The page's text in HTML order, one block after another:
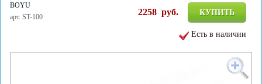
BOYU
арт. ST-100
КУПИТЬ
2258 руб.
Есть в наличии